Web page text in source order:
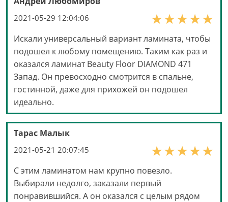
2021-05-29 12:04:06
Искали универсальный вариант ламината, чтобы
подошел к любому помещению. Таким как раз и
оказался ламинат Beauty Floor DIAMOND 471
Запад. Он превосходно смотрится в спальне,
гостинной, даже для прихожей он подошел
идеально.
Тарас Малык
2021-05-21 20:07:45
С этим ламинатом нам крупно повезло.
Выбирали недолго, заказали первый
понравившийся. А он оказался с целым рядом